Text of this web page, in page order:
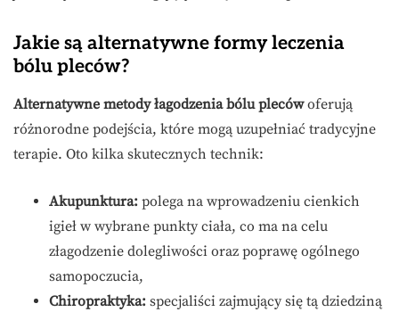
Jakie są alternatywne formy leczenia
bólu pleców?
Alternatywne metody łagodzenia bólu plecówoferują
różnorodne podejścia, które mogą uzupełniać tradycyjne
terapie. Oto kilka skutecznych technik:
Akupunktura: polega na wprowadzeniu cienkich
igieł w wybrane punkty ciała, co ma na celu
złagodzenie dolegliwości oraz poprawę ogólnego
samopoczucia,
Chiropraktyka: specjaliści zajmujący się tą dziedziną